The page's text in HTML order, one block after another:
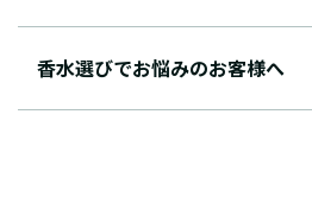
香水選びでお悩みのお客様へ